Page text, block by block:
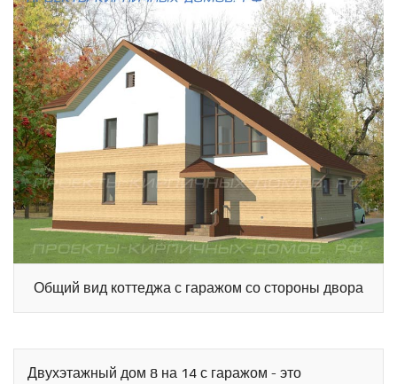
Общий вид коттеджа с гаражом со стороны двора
Двухэтажный дом 8 на 14 с гаражом - это